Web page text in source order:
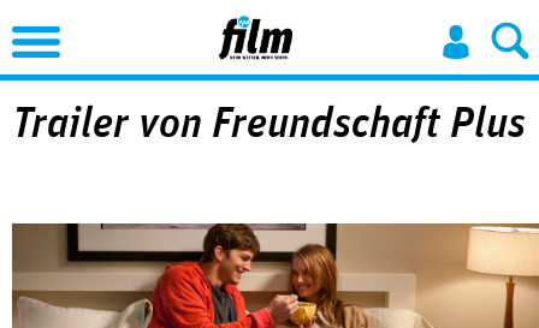
Jump to Navigation
Trailer von Freundschaft Plus